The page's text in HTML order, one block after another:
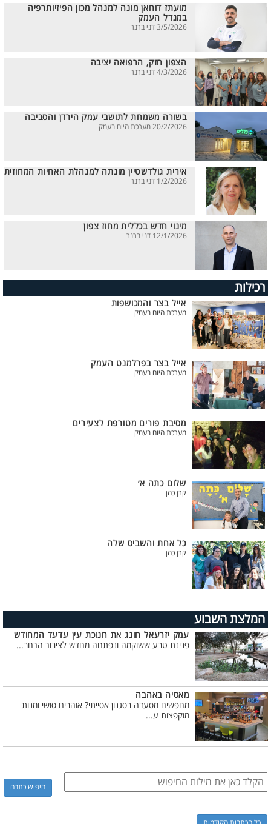
מועתז דוחאן מונה למנהל מכון הפיזיותרפיה
במגדל העמק
3/5/2026 דני ברנר
הצפון חזק, הרפואה יציבה
4/3/2026 דני ברנר
בשורה משמחת לתושבי עמק הירדן והסביבה
20/2/2026 מערכת היום בעמק
אירית גולדשטיין מונתה למנהלת האחיות המחוזית
1/2/2026 דני ברנר
מינוי חדש בכללית מחוז צפון
12/1/2026 דני ברנר
רכילות
אייל בצר והמכושפות
מערכת היום בעמק
אייל בצר בפרלמנט העמק
מערכת היום בעמק
מסיבת פורים מטורפת לצעירים
מערכת היום בעמק
שלום כתה א׳
קרן כהן
כל אחת והשביס שלה
קרן כהן
המלצת השבוע
עמק יזרעאל חוגג את חנוכת עין עדעד המחודש
פנינת טבע ששוקמה ונפתחה מחדש לציבור הרחב...
מאסיה באהבה
מחפשים מסעדה בסגנון אסייתי? אוהבים סושי ומנות
מוקפצות ע...